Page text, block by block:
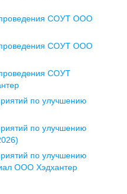
проведения СОУТ ООО
проведения СОУТ ООО
СОУТ
по улучшению
по улучшению
по улучшению
ООО Хэдхантер